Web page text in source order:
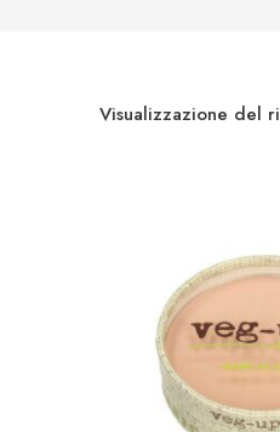
Visualizzazione del